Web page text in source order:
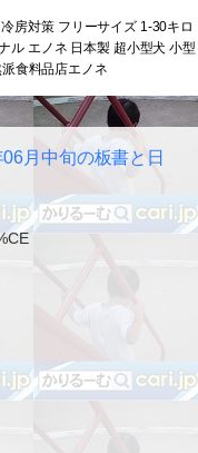
房対策 フリーサイズ 1-30キロ
ル エノネ 日本製 超小型犬 小型
食料品店エノネ
月中旬の板書と日